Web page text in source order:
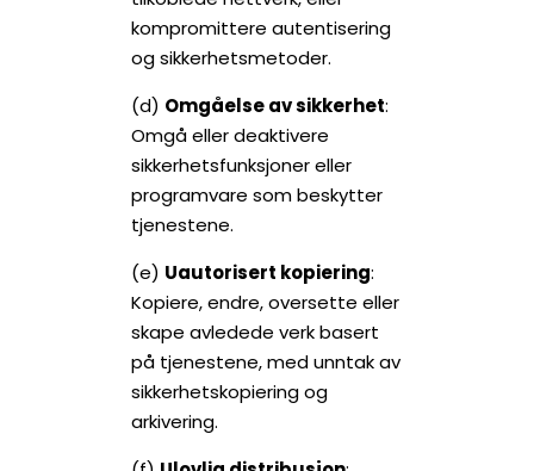
kompromittere autentisering
og sikkerhetsmetoder.
(d) Omgåelse av sikkerhet:
Omgå eller deaktivere
sikkerhetsfunksjoner eller
programvare som beskytter
tjenestene.
(e) Uautorisert kopiering:
Kopiere, endre, oversette eller
skape avledede verk basert
på tjenestene, med unntak av
sikkerhetskopiering og
arkivering.